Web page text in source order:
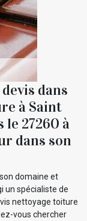
dans
à Saint
le 27260 à
dans son
domaine et
un spécialiste de
nettoyage toiture
vous chercher